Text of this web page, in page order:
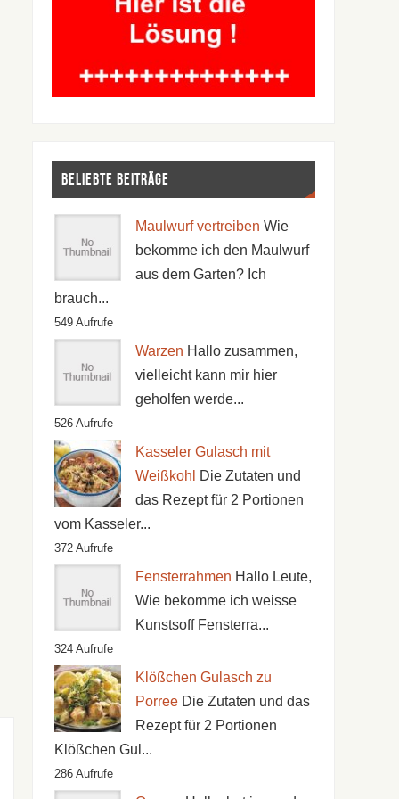
Beliebte Beiträge
Maulwurf vertreiben Wie
bekomme ich den Maulwurf
aus dem Garten? Ich
brauch...
549 Aufrufe
Warzen Hallo zusammen,
vielleicht kann mir hier
geholfen werde...
526 Aufrufe
Kasseler Gulasch mit
Weißkohl
Die Zutaten und
das Rezept für 2 Portionen
vom Kasseler...
372 Aufrufe
Fensterrahmen Hallo Leute,
Wie bekomme ich weisse
Kunstsoff Fensterra...
324 Aufrufe
Klößchen Gulasch zu
Porree Die Zutaten und das
Rezept für 2 Portionen
Klößchen Gul...
286 Aufrufe